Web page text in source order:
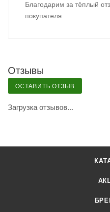
Благодарим за тёплый
покупателя
Отзывы
ОСТАВИТЬ ОТЗЫВ
Загрузка отзывов...